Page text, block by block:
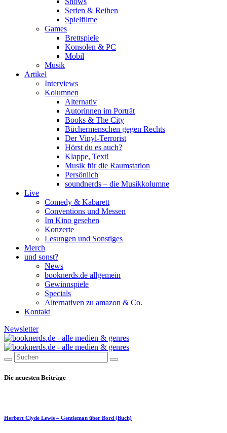
Serien & Reihen
Spielfilme
Games
Brettspiele
Konsolen & PC
Mobil
Musik
Artikel
Interviews
Kolumnen
Alternativ
Autorinnen im Porträt
Books & The City
Büchermenschen gegen Rechts
Der Vinyl-Terrorist
Hörst du es auch?
Klappe, Text!
Musik für die Raumstation
Persönlich
soundnerds – die Musikkolumne
Live
Comedy & Kabarett
Conventions und Messen
Im Kino gesehen
Konzerte
Lesungen und Sonstiges
Merch
und sonst?
News
booknerds.de allgemein
Gewinnspiele
Specials
Alternativen zu amazon & Co.
Kontakt
Newsletter
Die neuesten Beiträge
Herbert Clyde Lewis – Gentleman über Bord (Buch)